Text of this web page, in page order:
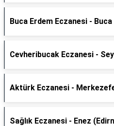
Buca Erdem Eczanesi -
Cevheribucak Eczanesi -
Aktürk Eczanesi -
Sağlık Eczanesi - Enez